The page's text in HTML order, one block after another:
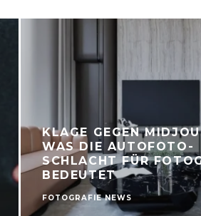
KLAGE GEGEN
WAS DIE AUTOFOTO-
SCHLACHT FÜR
BEDEUTET
FOTOGRAFIE NEWS